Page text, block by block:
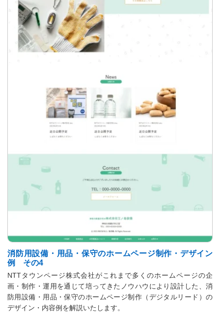
消防用設備・用品・保守のホームページ制作・デザイン
例 その4
NTTタウンページ株式会社がこれまで多くのホームページの企
画・制作・運用を通じて培ってきたノウハウにより設計した、消
防用設備・用品・保守のホームページ制作（デジタルリード）の
デザイン・内容例を解説いたします。